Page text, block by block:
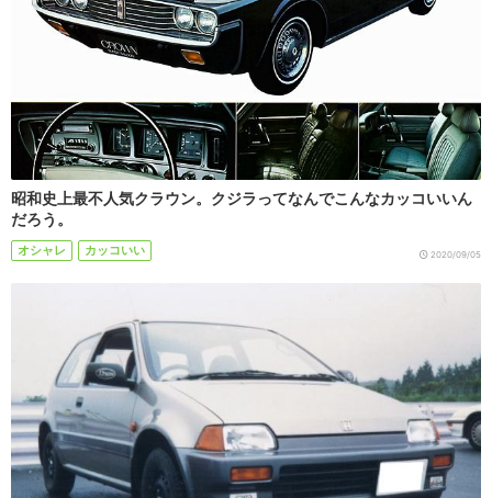
昭和史上最不人気クラウン。クジラってなんでこんなカッコいいん
だろう。
オシャレ カッコいい 2020/09/05